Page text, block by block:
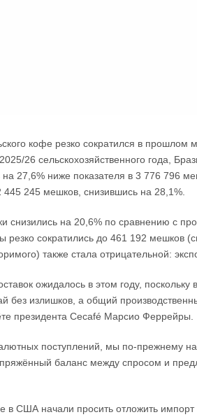
кофе резко сократился в
26 сельскохозяйственного года,
на 27,6% ниже показателя в 3 776 796
445 245 мешков, снизившись на 28,1%.
снизились на 20,6% по сравнению с
резко сократились до 461 192
также стала отрицательной:
ожидалось в этом году,
без излишков, а общий
президента Cecafé Марсио Феррейры.
поступлений, мы по-прежнему
баланс между спросом и
в США начали просить отложить